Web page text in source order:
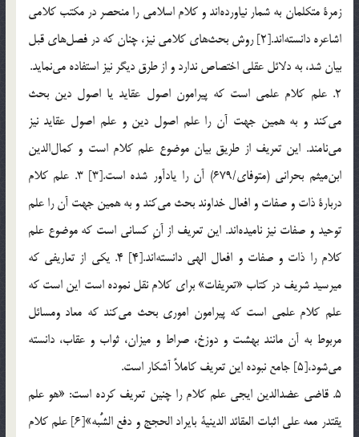
زمرة متكلمان به شمار نياورده‌اند و كلام اسلامي را منحصر در مكتب كلامي
اشاعره دانسته‌اند.[2] روش بحث‌هاي كلامي نيز، چنان كه در فصل‌هاي قبل
بيان شد، به دلائل عقلي اختصاص ندارد و از طرق ديگر نيز استفاده مي‌نمايد.
2. علم كلام علمي است كه پيرامون اصول عقايد يا اصول دين بحث
مي‌كند و به همين جهت آن را علم اصول دين و علم اصول عقايد نيز
مي‌نامند. اين تعريف از طريق بيان موضوع علم كلام است و كمال‌الدين
ابن‌ميثم بحراني (متوفاي/679) آن را يادآور شده است.[3] 3. علم كلام
دربارة ذات و صفات و افعال خداوند بحث مي‌كند و به همين جهت آن را علم
توحيد و صفات نيز ناميده‌اند. اين تعريف از آنِ كساني است كه موضوع علم
كلام را ذات و صفات و افعال الهي دانسته‌اند.[4] 4. يكي از تعاريفي كه
ميرسيد شريف در كتاب «تعريفات» براي كلام نقل نموده است اين است كه
علم كلام علمي است كه پيرامون اموري بحث مي‌كند كه معاد ومسائل
مربوط به آن مانند بهشت و دوزخ، صراط و ميزان، ثواب و عقاب، دانسته
مي‌شود،[5] جامع نبوده اين تعريف كاملاً آشكار است.
5. قاضي عضدالدين ايجي علم كلام را چنين تعريف كرده است: «هو علم
يقتدر معه علي اثبات العقائد الدينية بايراد الحجج و دفع الشُّبه»[6] علم كلام